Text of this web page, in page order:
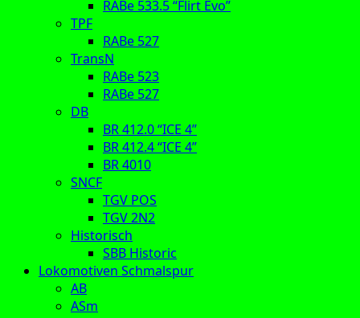
RABe 533.5 “Flirt Evo”
TPF
RABe 527
TransN
RABe 523
RABe 527
DB
BR 412.0 “ICE 4”
BR 412.4 “ICE 4”
BR 4010
SNCF
TGV POS
TGV 2N2
Historisch
SBB Historic
Lokomotiven Schmalspur
AB
ASm